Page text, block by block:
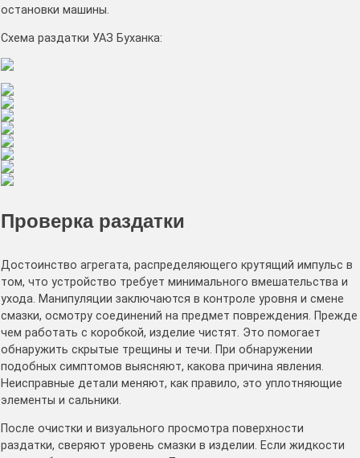
остановки машины.
Схема раздатки УАЗ Буханка:
Проверка раздатки
Достоинство агрегата, распределяющего крутящий импульс в
том, что устройство требует минимального вмешательства и
ухода. Манипуляции заключаются в контроле уровня и смене
смазки, осмотру соединений на предмет повреждения. Прежде
чем работать с коробкой, изделие чистят. Это помогает
обнаружить скрытые трещины и течи. При обнаружении
подобных симптомов выясняют, какова причина явления.
Неисправные детали меняют, как правило, это уплотняющие
элементы и сальники.
После очистки и визуального просмотра поверхности
раздатки, сверяют уровень смазки в изделии. Если жидкости